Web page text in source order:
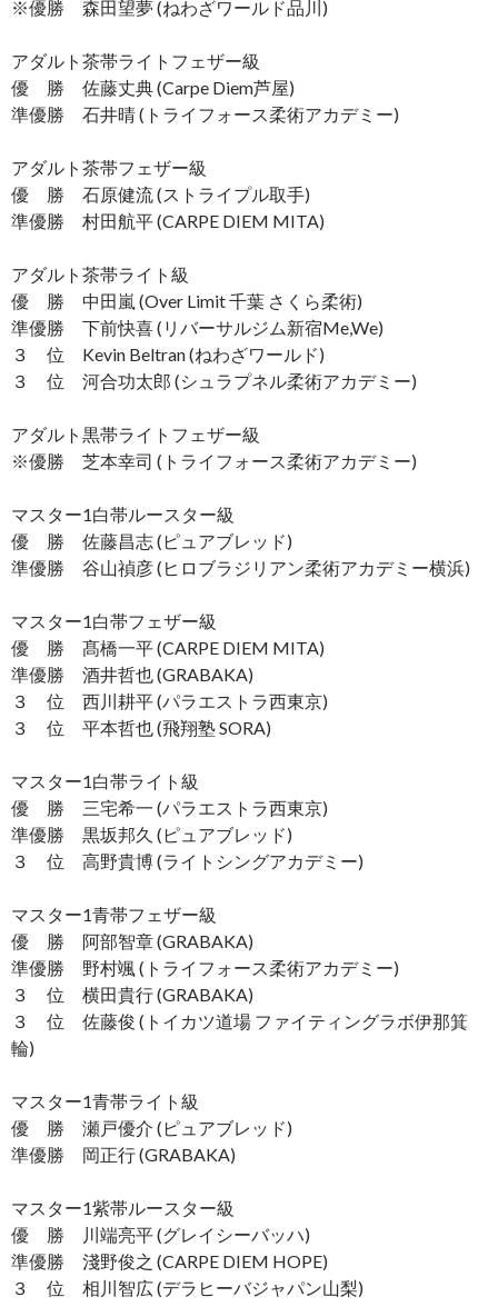
※優勝 森田望夢 (ねわざワールド品川)
アダルト茶帯ライトフェザー級
優 勝 佐藤丈典 (Carpe Diem芦屋)
準優勝 石井晴 (トライフォース柔術アカデミー)
アダルト茶帯フェザー級
優 勝 石原健流 (ストライプル取手)
準優勝 村田航平 (CARPE DIEM MITA)
アダルト茶帯ライト級
優 勝 中田嵐 (Over Limit 千葉 さくら柔術)
準優勝 下前快喜 (リバーサルジム新宿Me,We)
３ 位 Kevin Beltran (ねわざワールド)
３ 位 河合功太郎 (シュラプネル柔術アカデミー)
アダルト黒帯ライトフェザー級
※優勝 芝本幸司 (トライフォース柔術アカデミー)
マスター1白帯ルースター級
優 勝 佐藤昌志 (ピュアブレッド)
準優勝 谷山禎彦 (ヒロブラジリアン柔術アカデミー横浜)
マスター1白帯フェザー級
優 勝 髙橋一平 (CARPE DIEM MITA)
準優勝 酒井哲也 (GRABAKA)
３ 位 西川耕平 (パラエストラ西東京)
３ 位 平本哲也 (飛翔塾 SORA)
マスター1白帯ライト級
優 勝 三宅希一 (パラエストラ西東京)
準優勝 黒坂邦久 (ピュアブレッド)
３ 位 高野貴博 (ライトシングアカデミー)
マスター1青帯フェザー級
優 勝 阿部智章 (GRABAKA)
準優勝 野村颯 (トライフォース柔術アカデミー)
３ 位 横田貴行 (GRABAKA)
３ 位 佐藤俊 (トイカツ道場 ファイティングラボ伊那箕
輪)
マスター1青帯ライト級
優 勝 瀬戸優介 (ピュアブレッド)
準優勝 岡正行 (GRABAKA)
マスター1紫帯ルースター級
優 勝 川端亮平 (グレイシーバッハ)
準優勝 淺野俊之 (CARPE DIEM HOPE)
３ 位 相川智広 (デラヒーバジャパン山梨)